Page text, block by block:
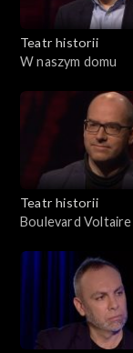
Teatr historii
W naszym domu
Teatr historii
Boulevard Voltaire